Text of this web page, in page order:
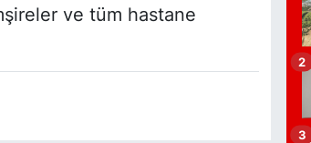
ve tüm hastane
2
3